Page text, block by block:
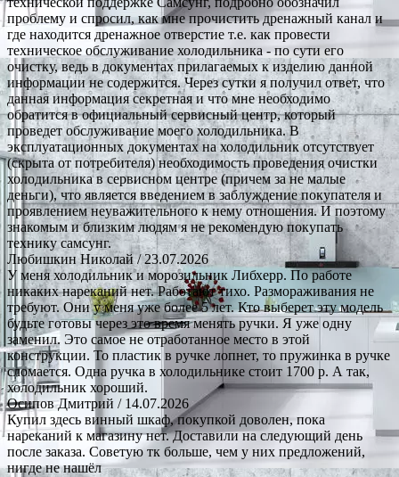
проблему и спросил, как мне прочистить дренажный канал и
где находится дренажное отверстие т.е. как провести
техническое обслуживание холодильника - по сути его
очистку, ведь в документах прилагаемых к изделию данной
информации не содержится. Через сутки я получил ответ, что
данная информация секретная и что мне необходимо
обратится в официальный сервисный центр, который
проведет обслуживание моего холодильника. В
эксплуатационных документах на холодильник отсутствует
(скрыта от потребителя) необходимость проведения очистки
холодильника в сервисном центре (причем за не малые
деньги), что является введением в заблуждение покупателя и
проявлением неуважительного к нему отношения. И поэтому
знакомым и близким людям я не рекомендую покупать
технику самсунг.
Любишкин Николай/ 23.07.2026
У меня холодильник и морозильник Либхерр. По работе
никаких нареканий нет. Работают тихо. Размораживания не
требуют. Они у меня уже более 5 лет. Кто выберет эту модель
будьте готовы через это время менять ручки. Я уже одну
заменил. Это самое не отработанное место в этой
конструкции. То пластик в ручке лопнет, то пружинка в ручке
сломается. Одна ручка в холодильнике стоит 1700 р. А так,
холодильник хороший.
Осипов Дмитрий / 14.07.2026
Купил здесь винный шкаф, покупкой доволен, пока
нареканий к магазину нет. Доставили на следующий день
после заказа. Советую тк больше, чем у них предложений,
нигде не нашёл